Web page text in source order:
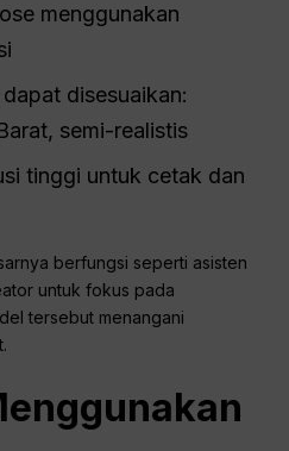
menggunakan
disesuaikan:
semi-realistis
tinggi untuk cetak dan
berfungsi seperti asisten
untuk fokus pada
tersebut menangani